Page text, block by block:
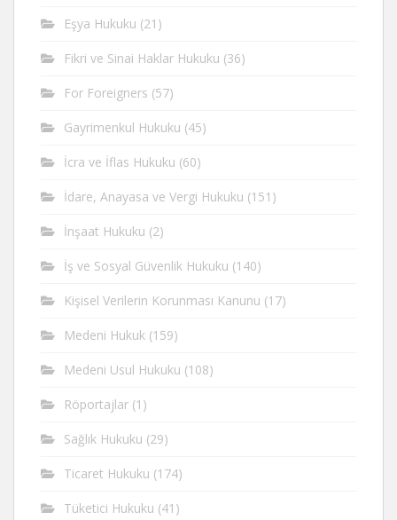
Eşya Hukuku (21)
Fikri ve Sinai Haklar Hukuku (36)
For Foreigners (57)
Gayrimenkul Hukuku (45)
İcra ve İflas Hukuku (60)
İdare, Anayasa ve Vergi Hukuku (151)
İnşaat Hukuku (2)
İş ve Sosyal Güvenlik Hukuku (140)
Kişisel Verilerin Korunması Kanunu (17)
Medeni Hukuk (159)
Medeni Usul Hukuku (108)
Röportajlar (1)
Sağlık Hukuku (29)
Ticaret Hukuku (174)
Tüketici Hukuku (41)